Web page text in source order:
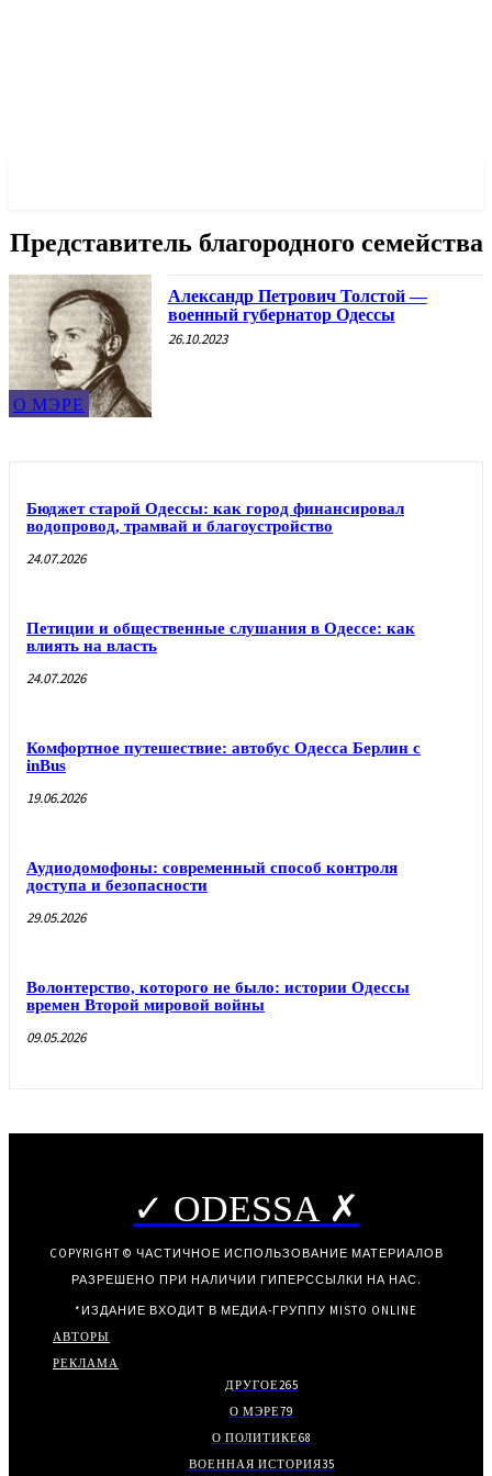
Представитель благородного семейства
О МЭРЕ
Александр Петрович Толстой —
военный губернатор Одессы
26.10.2023
Бюджет старой Одессы: как город финансировал
водопровод, трамвай и благоустройство
24.07.2026
Петиции и общественные слушания в Одессе: как
влиять на власть
24.07.2026
Комфортное путешествие: автобус Одесса Берлин с
inBus
19.06.2026
Аудиодомофоны: современный способ контроля
доступа и безопасности
29.05.2026
Волонтерство, которого не было: истории Одессы
времен Второй мировой войны
09.05.2026
✓ ODESSA ✗
COPYRIGHT © ЧАСТИЧНОЕ ИСПОЛЬЗОВАНИЕ МАТЕРИАЛОВ
РАЗРЕШЕНО ПРИ НАЛИЧИИ ГИПЕРССЫЛКИ НА НАС.
*ИЗДАНИЕ ВХОДИТ В МЕДИА-ГРУППУ MISTO ONLINE
АВТОРЫ
РЕКЛАМА
ДРУГОЕ265
О МЭРЕ79
О ПОЛИТИКЕ68
ВОЕННАЯ ИСТОРИЯ35